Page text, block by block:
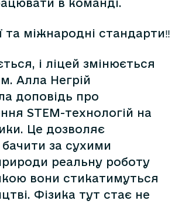
в команді.
та міжнародні стандарти‼
і ліцей змінюється
Алла Негрій
доповідь про
STEM-технологій на
Це дозволяє
за сухими
реальну роботу
вони стикатимуться
Фізика тут стає не